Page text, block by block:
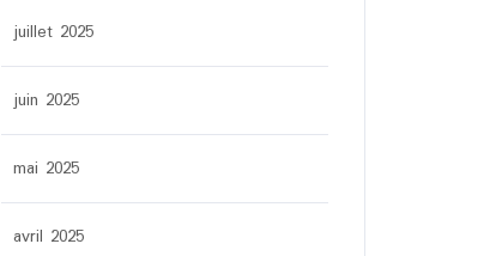
juillet 2025
juin 2025
mai 2025
avril 2025